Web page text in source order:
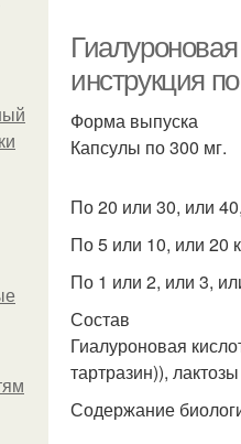
инструкция
Форма выпуска
Капсулы по 300 мг.
По 20 или 30, или
По 5 или 10, или 20
По 1 или 2, или 3,
Состав
Гиалуроновая
тартразин)),
Содержание